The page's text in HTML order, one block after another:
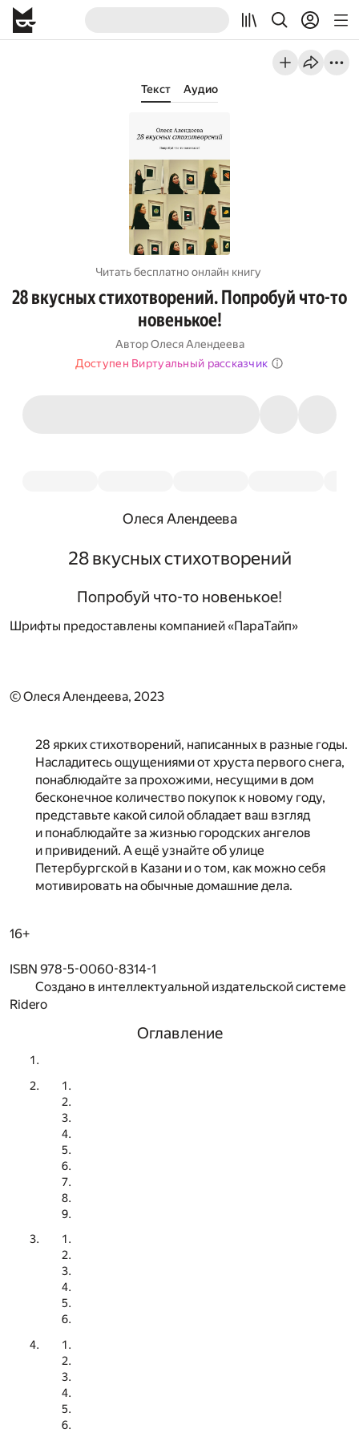
Текст Аудио
Читать бесплатно онлайн книгу
28 вкусных стихотворений. Попробуй что-то
новенькое!
Автор Олеся Алендеева
Доступен Виртуальный рассказчик
Олеся Алендеева
28 вкусных стихотворений
Попробуй что-то новенькое!
Шрифты предоставлены компанией «ПараТайп»
© Олеся Алендеева, 2023
28 ярких стихотворений, написанных в разные годы.
Насладитесь ощущениями от хруста первого снега,
понаблюдайте за прохожими, несущими в дом
бесконечное количество покупок к новому году,
представьте какой силой обладает ваш взгляд
и понаблюдайте за жизнью городских ангелов
и привидений. А ещё узнайте об улице
Петербургской в Казани и о том, как можно себя
мотивировать на обычные домашние дела.
16+
ISBN 978-5-0060-8314-1
Создано в интеллектуальной издательской системе
Ridero
Оглавление